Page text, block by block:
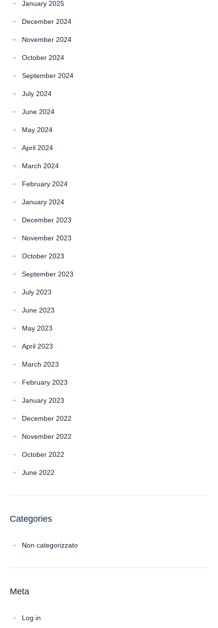
January 2025
December 2024
November 2024
October 2024
September 2024
July 2024
June 2024
May 2024
April 2024
March 2024
February 2024
January 2024
December 2023
November 2023
October 2023
September 2023
July 2023
June 2023
May 2023
April 2023
March 2023
February 2023
January 2023
December 2022
November 2022
October 2022
June 2022
Categories
Non categorizzato
Meta
Log in